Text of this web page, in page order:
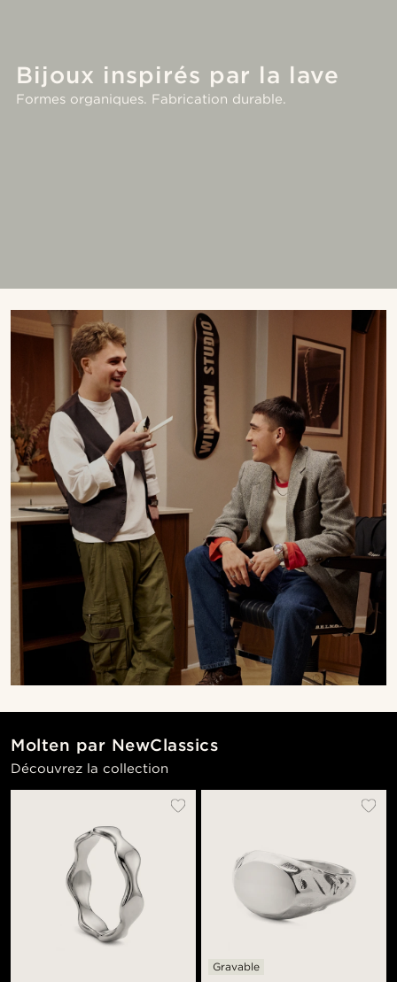
Bijoux inspirés par la lave
Formes organiques. Fabrication durable.
Molten par NewClassics
Découvrez la collection
Gravable